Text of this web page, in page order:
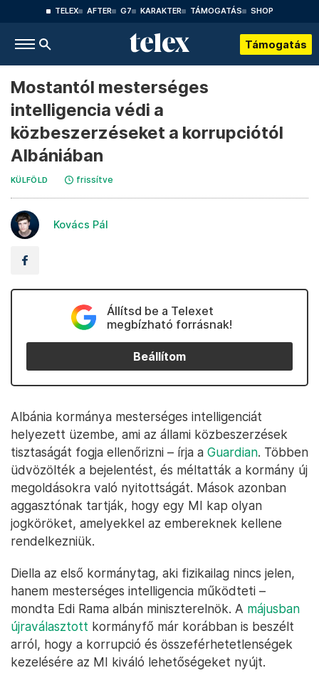
TELEX AFTER G7 KARAKTER TÁMOGATÁS SHOP
Támogatás
Mostantól mesterséges
intelligencia védi a
közbeszerzéseket a korrupciótól
Albániában
KÜLFÖLD frissítve
Kovács Pál
Állítsd be a Telexet
megbízható forrásnak!
Beállítom
Albánia kormánya mesterséges intelligenciát
helyezett üzembe, ami az állami közbeszerzések
tisztaságát fogja ellenőrizni – írja a Guardian. Többen
üdvözölték a bejelentést, és méltatták a kormány új
megoldásokra való nyitottságát. Mások azonban
aggasztónak tartják, hogy egy MI kap olyan
jogköröket, amelyekkel az embereknek kellene
rendelkezniük.
Diella az első kormánytag, aki fizikailag nincs jelen,
hanem mesterséges intelligencia működteti –
mondta Edi Rama albán miniszterelnök. A májusban
újraválasztott kormányfő már korábban is beszélt
arról, hogy a korrupció és összeférhetetlenségek
kezelésére az MI kiváló lehetőségeket nyújt.